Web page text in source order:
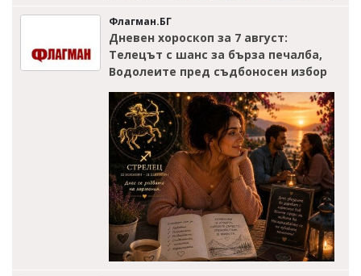
Флагман.БГ
Дневен хороскоп за 7 август:
Телецът с шанс за бърза печалба,
Водолеите пред съдбоносен избор